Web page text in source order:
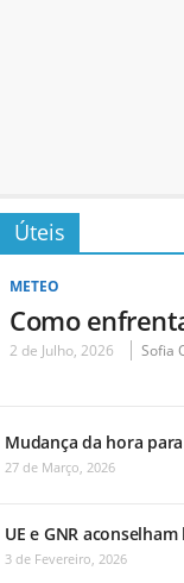
Úteis
METEO
Como
2 de Julho, 2026 Sofia
Mudança da hora
27 de Março, 2026
UE e GNR
3 de Fevereiro, 2026